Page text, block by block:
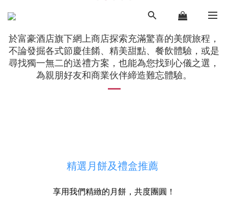
於富豪酒店旗下網上商店探索充滿驚喜的美饌旅程，
不論發掘各式節慶佳餚、精美甜點、餐飲體驗，或是
尋找獨一無二的送禮方案，也能為您找到心儀之選，
為親朋好友和商業伙伴締造難忘體驗。
精選月餅及禮盒推薦
享用我們精緻的月餅，共度團圓！